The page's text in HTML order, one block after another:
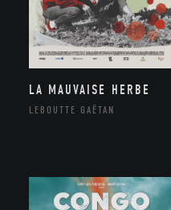
LA MAUVAISE HERBE
LEBOUTTE GAËTAN